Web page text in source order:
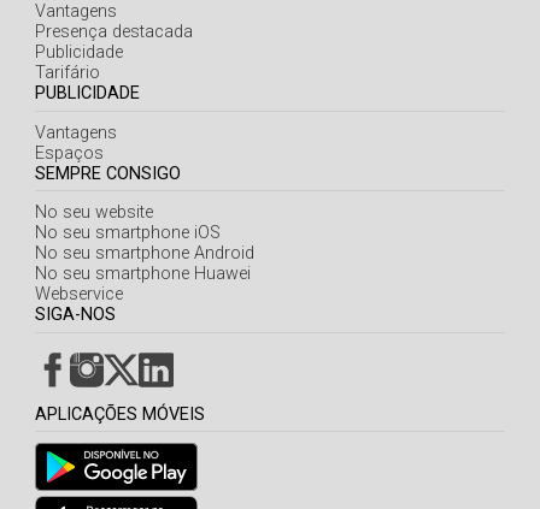
Vantagens
Presença destacada
Publicidade
Tarifário
PUBLICIDADE
Vantagens
Espaços
SEMPRE CONSIGO
No seu website
No seu smartphone iOS
No seu smartphone Android
No seu smartphone Huawei
Webservice
SIGA-NOS
APLICAÇÕES MÓVEIS